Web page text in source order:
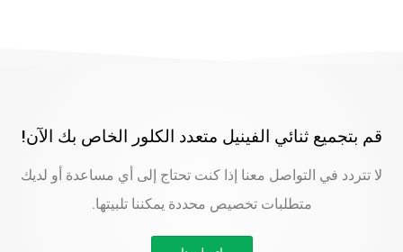
قم بتجميع ثنائي الفينيل متعدد الكلور الخاص بك الآن!
لا تتردد في التواصل معنا إذا كنت تحتاج إلى أي مساعدة أو لديك
متطلبات تخصيص محددة يمكننا تلبيتها.